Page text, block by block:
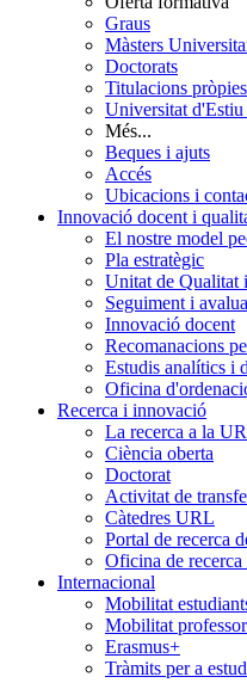
Graus
Màsters
Doctorats
Titulacions pròpies
Universitat
Més...
Beques i ajuts
Accés
Ubicacions i
Innovació docent i
El nostre model
Pla estratègic
Unitat de Qualitat
Seguiment i
Innovació docent
Recomanacions
Estudis analítics i
Oficina
Recerca i innovació
La recerca a la
Ciència oberta
Doctorat
Activitat de
Càtedres URL
Portal de recerca
Oficina de
Internacional
Mobilitat
Mobilitat
Erasmus+
Tràmits per a